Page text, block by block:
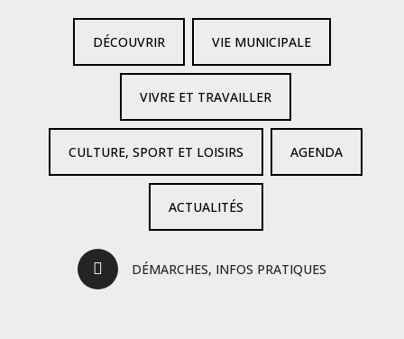
DÉCOUVRIR VIE MUNICIPALE
VIVRE ET TRAVAILLER
CULTURE, SPORT ET LOISIRS AGENDA
ACTUALITÉS
DÉMARCHES, INFOS PRATIQUES